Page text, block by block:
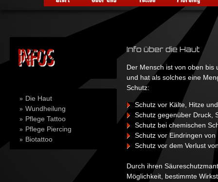
Die Haut
Wundheilung
Pflege Tattoo
Pflege Piercing
Biotattoo
Info über die Haut
Der Mensch ist von oben bis
und hat als solches eine
Schutz:
Schutz vor Kälte, Hitze
Schutz gegenüber Druck,
Schutz bei chemischen
Schutz vor Eindringen
Schutz vor dem Verlust
Durch ihren
Möglichkeit, bestimmte